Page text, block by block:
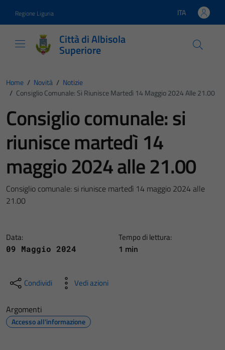
Regione Liguria Lingua attiva:
ITA
Città di Albisola
Superiore
Home / Novità / Notizie
/ Consiglio Comunale: Si Riunisce Martedì 14 Maggio 2024 Alle 21.00
Consiglio comunale: si
riunisce martedì 14
maggio 2024 alle 21.00
Consiglio comunale: si riunisce martedì 14 maggio 2024 alle
21.00
Data:
09 Maggio 2024
Tempo di lettura:
1 min
Condividi Vedi azioni
Argomenti
Accesso all'informazione